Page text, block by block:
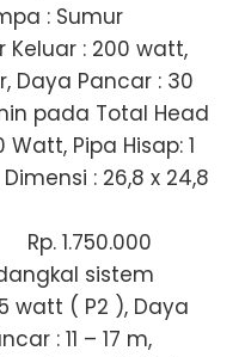
: Sumur
Keluar : 200 watt,
Daya Pancar : 30
pada Total Head
Pipa Hisap: 1
: 26,8 x 24,8
Rp. 1.750.000
sistem
watt ( P2 ), Daya
: 11 – 17 m,